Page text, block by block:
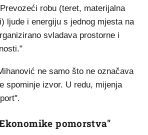
robu (teret, materijalna
ljude i energiju s jednog mjesta na
svladava prostorne i
ne samo što ne označava
spominje izvor. U redu, mijenja
pomorstva"